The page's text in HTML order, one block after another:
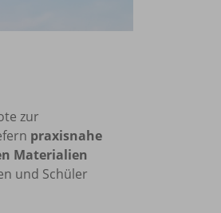
zur
praxisnahe
Materialien
und Schüler